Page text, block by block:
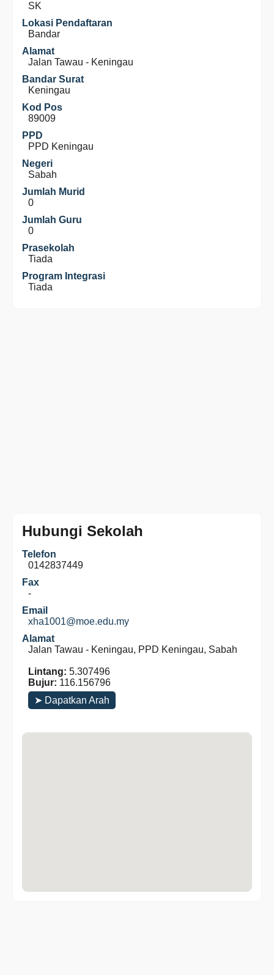
SK
Lokasi Pendaftaran
Bandar
Alamat
Jalan Tawau - Keningau
Bandar Surat
Keningau
Kod Pos
89009
PPD
PPD Keningau
Negeri
Sabah
Jumlah Murid
0
Jumlah Guru
0
Prasekolah
Tiada
Program Integrasi
Tiada
Hubungi Sekolah
Telefon
0142837449
Fax
-
Email
xha1001@moe.edu.my
Alamat
Jalan Tawau - Keningau, PPD Keningau, Sabah
Lintang: 5.307496
Bujur: 116.156796
➤ Dapatkan Arah